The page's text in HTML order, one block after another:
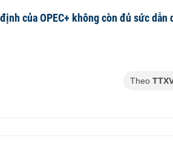
của OPEC+ không còn đủ sức dẫn
Theo